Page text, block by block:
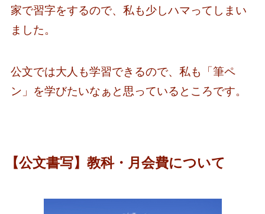
家で習字をするので、私も少しハマってしまい
ました。
公文では大人も学習できるので、私も「筆ペ
ン」を学びたいなぁと思っているところです。
【公文書写】教科・月会費について